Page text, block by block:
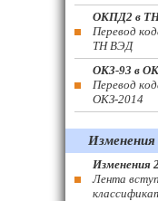
ОКПД2 в
Перевод
ТН ВЭД
ОКЗ-93 в
Перевод
ОКЗ-2014
Изменения
Лента